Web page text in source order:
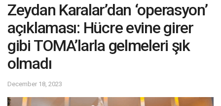
Zeydan Karalar’dan ‘operasyon’
açıklaması: Hücre evine girer
gibi TOMA’larla gelmeleri şık
olmadı
December 18, 2023